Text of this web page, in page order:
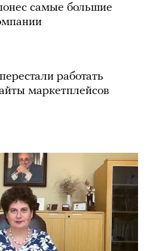
самые большие
работать
маркетплейсов